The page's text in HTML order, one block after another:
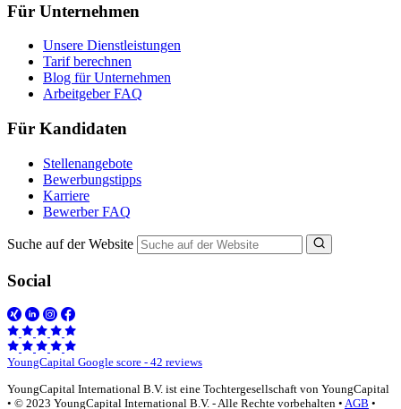
Für Unternehmen
Unsere Dienstleistungen
Tarif berechnen
Blog für Unternehmen
Arbeitgeber FAQ
Für Kandidaten
Stellenangebote
Bewerbungstipps
Karriere
Bewerber FAQ
Suche auf der Website
Social
YoungCapital Google score - 42 reviews
YoungCapital International B.V. ist eine Tochtergesellschaft von YoungCapital
• © 2023 YoungCapital International B.V. - Alle Rechte vorbehalten • AGB •